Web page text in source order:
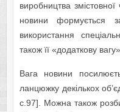
виробництва
новини формується
використання
також її «додаткову
Вага новини
ланцюжку декількох
c.97]. Можна також